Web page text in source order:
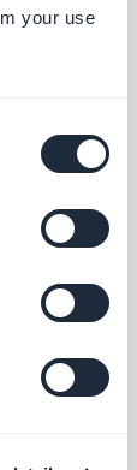
your use
sono il